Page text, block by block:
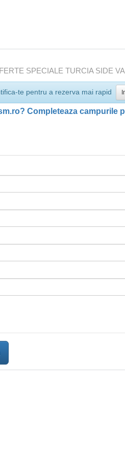
SPECIALE TURCIA SIDE
te pentru a rezerva mai rapid
Completeaza campurile